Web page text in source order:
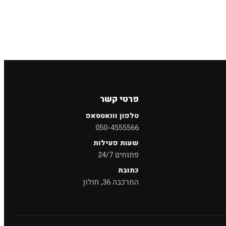
פרטי קשר
טלפון ווואטסאפ
050-4555566
שעות פעילות
פתוחים 24/7
כתובת
המרכבה 36, חולון